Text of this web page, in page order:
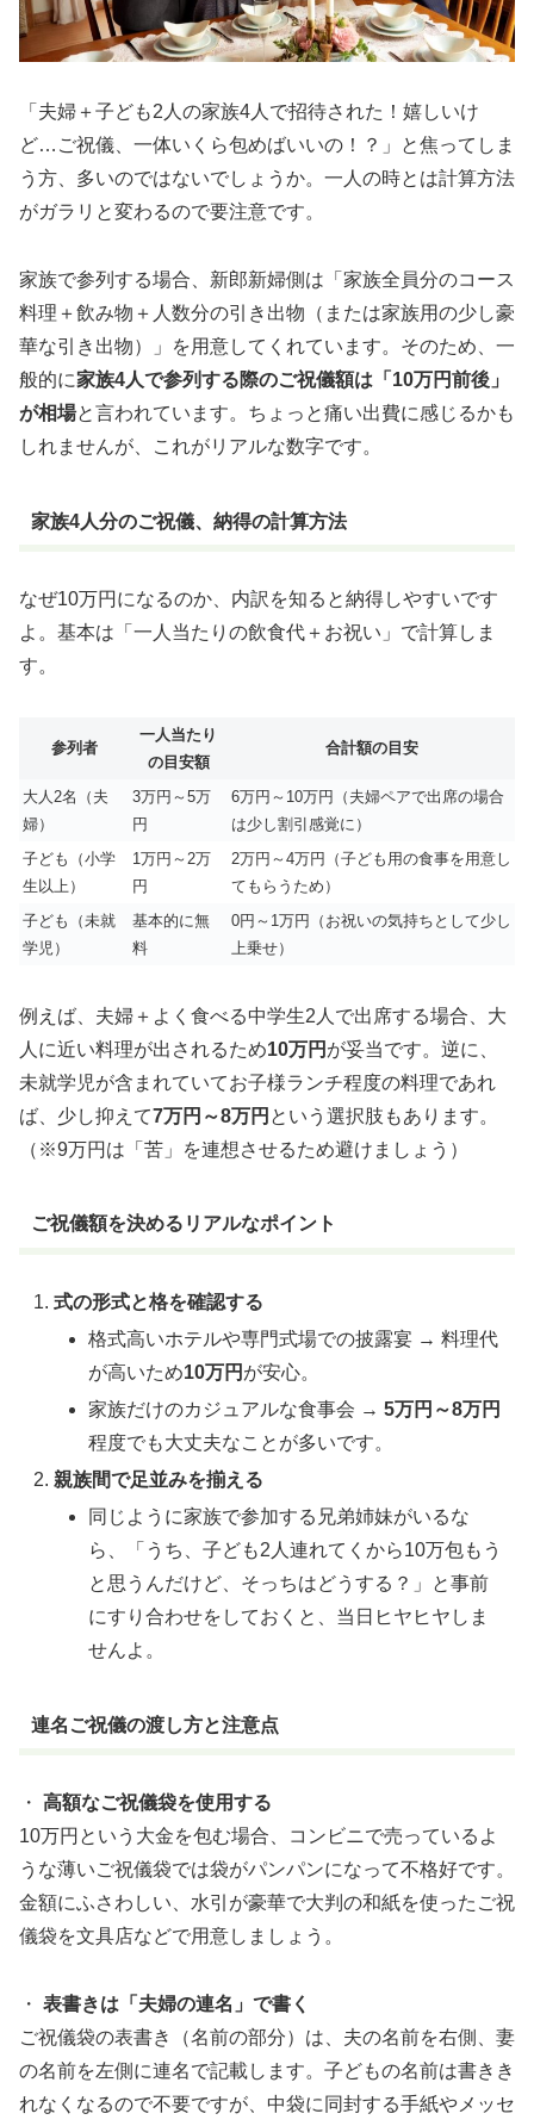
「夫婦＋子ども2人の家族4人で招待された！嬉しいけ
ど…ご祝儀、一体いくら包めばいいの！？」と焦ってしま
う方、多いのではないでしょうか。一人の時とは計算方法
がガラリと変わるので要注意です。
家族で参列する場合、新郎新婦側は「家族全員分のコース
料理＋飲み物＋人数分の引き出物（または家族用の少し豪
華な引き出物）」を用意してくれています。そのため、一
般的に家族4人で参列する際のご祝儀額は「10万円前後」
が相場と言われています。ちょっと痛い出費に感じるかも
しれませんが、これがリアルな数字です。
家族4人分のご祝儀、納得の計算方法
なぜ10万円になるのか、内訳を知ると納得しやすいです
よ。基本は「一人当たりの飲食代＋お祝い」で計算しま
す。
参列者
一人当たり
の目安額
合計額の目安
大人2名（夫
婦）
3万円～5万
円
6万円～10万円（夫婦ペアで出席の場合
は少し割引感覚に）
子ども（小学
生以上）
1万円～2万
円
2万円～4万円（子ども用の食事を用意し
てもらうため）
子ども（未就
学児）
基本的に無
料
0円～1万円（お祝いの気持ちとして少し
上乗せ）
例えば、夫婦＋よく食べる中学生2人で出席する場合、大
人に近い料理が出されるため10万円 が妥当です。逆に、
未就学児が含まれていてお子様ランチ程度の料理であれ
ば、少し抑えて7万円～8万円 という選択肢もあります。
（※9万円は「苦」を連想させるため避けましょう）
ご祝儀額を決めるリアルなポイント
式の形式と格を確認する
格式高いホテルや専門式場での披露宴 → 料理代
が高いため10万円 が安心。
家族だけのカジュアルな食事会 →5万円～8万円
程度でも大丈夫なことが多いです。
親族間で足並みを揃える
同じように家族で参加する兄弟姉妹がいるな
ら、「うち、子ども2人連れてくから10万包もう
と思うんだけど、そっちはどうする？」と事前
にすり合わせをしておくと、当日ヒヤヒヤしま
せんよ。
連名ご祝儀の渡し方と注意点
・ 高額なご祝儀袋を使用する
10万円という大金を包む場合、コンビニで売っているよ
うな薄いご祝儀袋では袋がパンパンになって不格好です。
金額にふさわしい、水引が豪華で大判の和紙を使ったご祝
儀袋を文具店などで用意しましょう。
・ 表書きは「夫婦の連名」で書く
ご祝儀袋の表書き（名前の部分）は、夫の名前を右側、妻
の名前を左側に連名で記載します。子どもの名前は書きき
れなくなるので不要ですが、中袋に同封する手紙やメッセ